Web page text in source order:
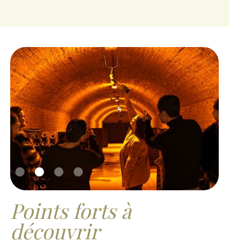
Points forts à
découvrir